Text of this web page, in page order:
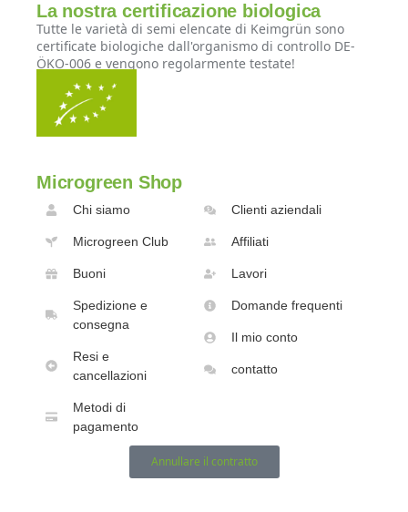
La nostra certificazione biologica
Tutte le varietà di semi elencate di Keimgrün sono
certificate biologiche dall'organismo di controllo DE-
ÖKO-006 e vengono regolarmente testate!
Microgreen Shop
Chi siamo
Microgreen Club
Buoni
Spedizione e
consegna
Resi e
cancellazioni
Metodi di
pagamento
Clienti aziendali
Affiliati
Lavori
Domande frequenti
Il mio conto
contatto
Annullare il contratto